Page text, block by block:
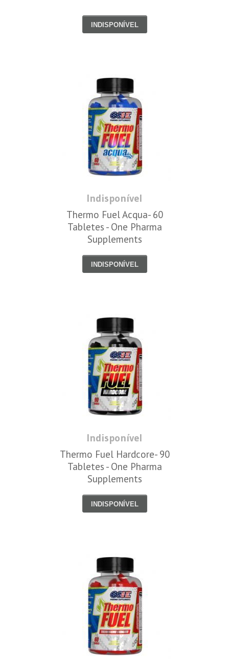
INDISPONÍVEL
Indisponível
Thermo Fuel Acqua- 60
Tabletes - One Pharma
Supplements
INDISPONÍVEL
Indisponível
Thermo Fuel Hardcore- 90
Tabletes - One Pharma
Supplements
INDISPONÍVEL